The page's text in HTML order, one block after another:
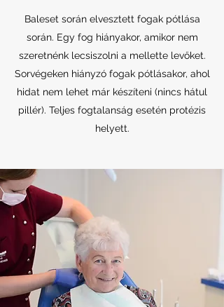
Baleset során elvesztett fogak pótlása
során. Egy fog hiányakor, amikor nem
szeretnénk lecsiszolni a mellette levőket.
Sorvégeken hiányzó fogak pótlásakor, ahol
hidat nem lehet már készíteni (nincs hátul
pillér). Teljes fogtalanság esetén protézis
helyett.